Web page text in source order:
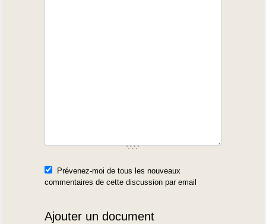
Prévenez-moi de tous les nouveaux
commentaires de cette discussion par email
Ajouter un document